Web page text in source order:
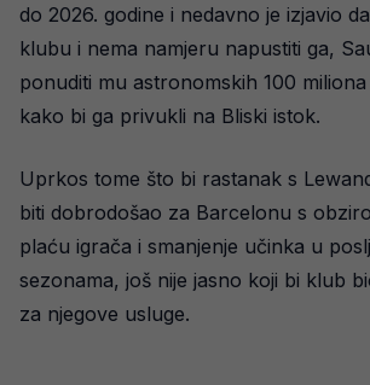
do 2026. godine i nedavno je izjavio
klubu i nema namjeru napustiti ga,
ponuditi mu astronomskih 100
kako bi ga privukli na Bliski istok.
Uprkos tome što bi rastanak s
biti dobrodošao za Barcelonu s
plaću igrača i smanjenje učinka u
sezonama, još nije jasno koji bi klub
za njegove usluge.